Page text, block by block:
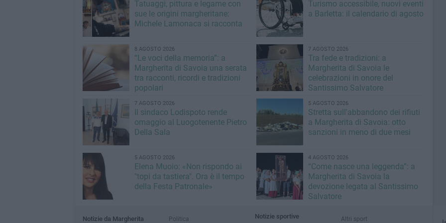
Tatuaggi, pittura e legame con
sue le origini margheritane:
Michele Lamonaca si racconta
Turismo accessibile, nuovi eventi
a Barletta: il calendario di agosto
8 AGOSTO 2026
“Le voci della memoria”: a
Margherita di Savoia una serata
tra racconti, ricordi e tradizioni
popolari
7 AGOSTO 2026
Tra fede e tradizioni: a
Margherita di Savoia le
celebrazioni in onore del
Santissimo Salvatore
7 AGOSTO 2026
Il sindaco Lodispoto rende
omaggio al Luogotenente Pietro
Della Sala
5 AGOSTO 2026
Stretta sull'abbandono dei rifiuti
a Margherita di Savoia: otto
sanzioni in meno di due mesi
5 AGOSTO 2026
Elena Muoio: «Non rispondo ai
"topi da tastiera". Ora è il tempo
della Festa Patronale»
4 AGOSTO 2026
“Come nasce una leggenda”: a
Margherita di Savoia la
devozione legata al Santissimo
Salvatore
Notizie da Margherita Politica Notizie sportive Altri sport